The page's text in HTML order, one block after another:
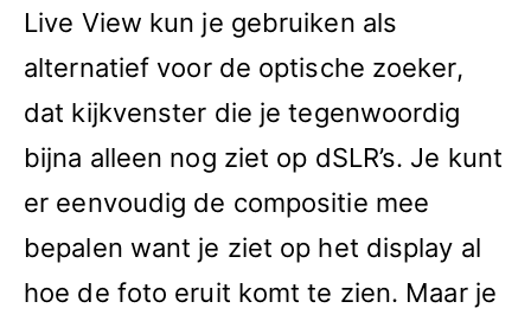
Live View kun je gebruiken als
alternatief voor de optische zoeker,
dat kijkvenster die je tegenwoordig
bijna alleen nog ziet op dSLR’s. Je kunt
er eenvoudig de compositie mee
bepalen want je ziet op het display al
hoe de foto eruit komt te zien. Maar je